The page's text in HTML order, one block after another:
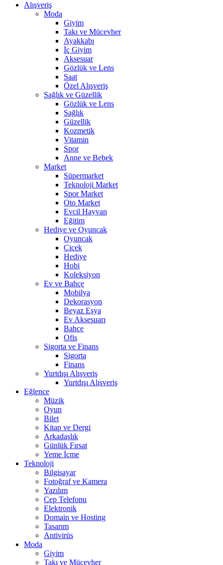
Alışveriş
Moda
Giyim
Takı ve Mücevher
Ayakkabı
İç Giyim
Aksesuar
Gözlük ve Lens
Saat
Özel Alışveriş
Sağlık ve Güzellik
Gözlük ve Lens
Sağlık
Güzellik
Kozmetik
Vitamin
Spor
Anne ve Bebek
Market
Süpermarket
Teknoloji Market
Spor Market
Oto Market
Evcil Hayvan
Eğitim
Hediye ve Oyuncak
Oyuncak
Çiçek
Hediye
Hobi
Koleksiyon
Ev ve Bahçe
Mobilya
Dekorasyon
Beyaz Eşya
Ev Aksesuarı
Bahçe
Ofis
Sigorta ve Finans
Sigorta
Finans
Yurtdışı Alışveriş
Yurtdışı Alışveriş
Eğlence
Müzik
Oyun
Bilet
Kitap ve Dergi
Arkadaşlık
Günlük Fırsat
Yeme İçme
Teknoloji
Bilgisayar
Fotoğraf ve Kamera
Yazılım
Cep Telefonu
Elektronik
Domain ve Hosting
Tasarım
Antivirüs
Moda
Giyim
Takı ve Mücevher